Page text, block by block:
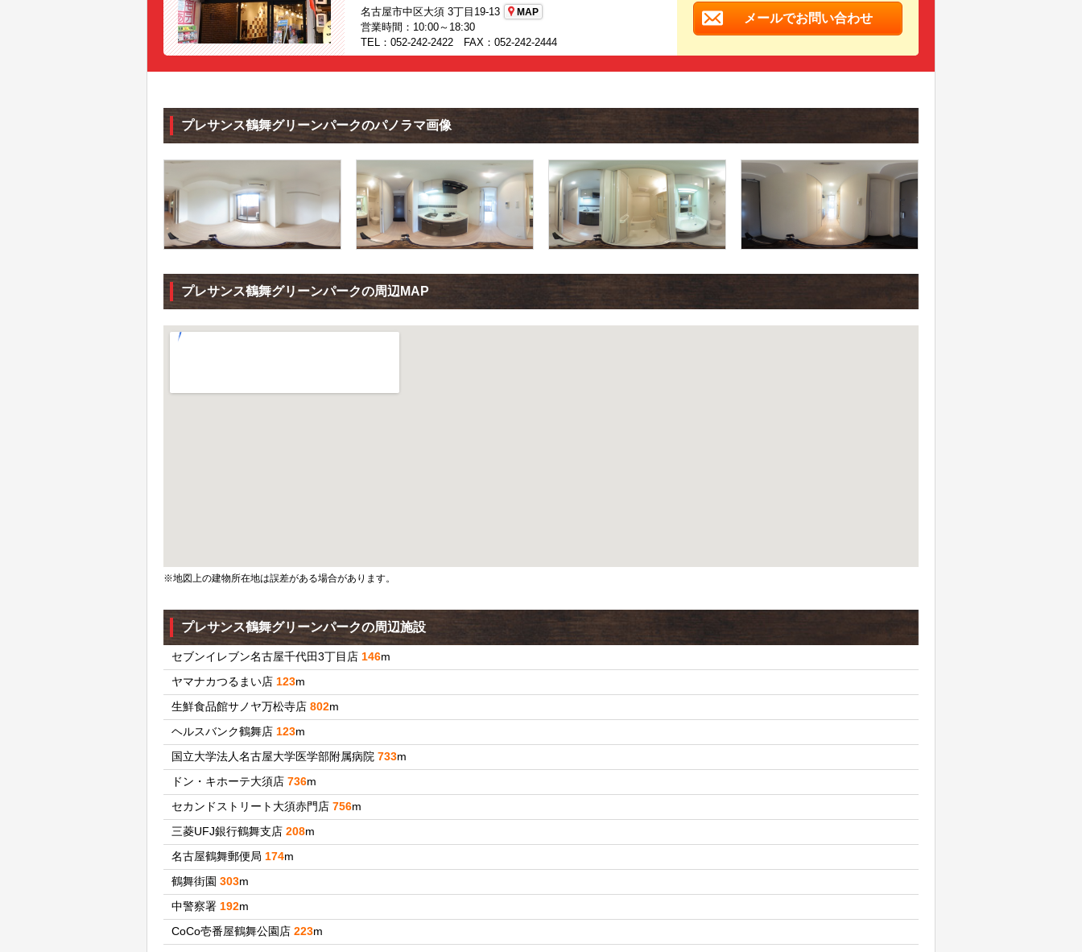
名古屋市中区大須 3丁目19-13 MAP
営業時間：10:00～18:30
TEL：052-242-2422 FAX：052-242-2444
メールでお問い合わせ
プレサンス鶴舞グリーンパークのパノラマ画像
プレサンス鶴舞グリーンパークの周辺MAP
※地図上の建物所在地は誤差がある場合があります。
プレサンス鶴舞グリーンパークの周辺施設
セブンイレブン名古屋千代田3丁目店 146m
ヤマナカつるまい店 123m
生鮮食品館サノヤ万松寺店 802m
ヘルスバンク鶴舞店 123m
国立大学法人名古屋大学医学部附属病院 733m
ドン・キホーテ大須店 736m
セカンドストリート大須赤門店 756m
三菱UFJ銀行鶴舞支店 208m
名古屋鶴舞郵便局 174m
鶴舞街園 303m
中警察署 192m
CoCo壱番屋鶴舞公園店 223m